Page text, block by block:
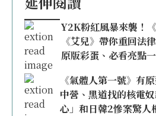
Y2K粉紅風暴來襲！
《艾兒》帶你重回法
原版彩蛋、必看亮點
《氣體人第一號》有
中營、黑道找的核電
心」和日韓2慘案驚人